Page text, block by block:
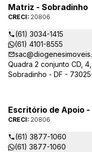
Matriz - Sobradinho
CRECI: 20806
(61) 3034-1415
(61) 4101-8555
Quadra 2 conjunto CD,
Sobradinho - DF -
Escritório de Apoio
CRECI: 20806
(61) 3877-1060
(61) 3877-1060